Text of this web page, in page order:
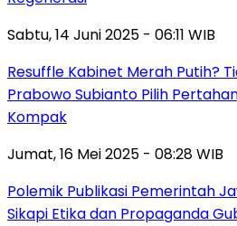
Sabtu, 14 Juni 2025 - 06:11 WIB
Resuffle Kabinet Merah Putih?
Prabowo Subianto Pilih
Kompak
Jumat, 16 Mei 2025 - 08:28 WIB
Polemik Publikasi Pemerintah
Sikapi Etika dan Propaganda